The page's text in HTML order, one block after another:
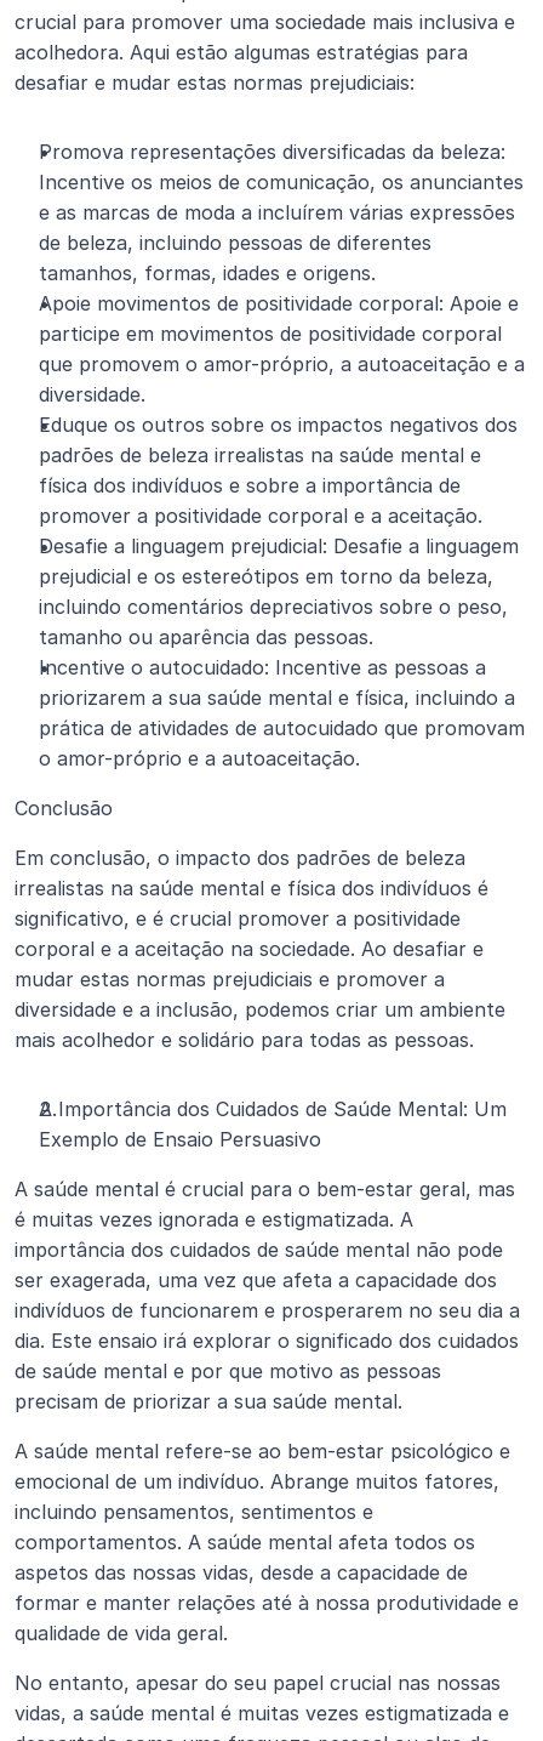
crucial para promover uma sociedade mais inclusiva e
acolhedora. Aqui estão algumas estratégias para
desafiar e mudar estas normas prejudiciais:
Promova representações diversificadas da beleza:
Incentive os meios de comunicação, os anunciantes
e as marcas de moda a incluírem várias expressões
de beleza, incluindo pessoas de diferentes
tamanhos, formas, idades e origens.
Apoie movimentos de positividade corporal: Apoie e
participe em movimentos de positividade corporal
que promovem o amor-próprio, a autoaceitação e a
diversidade.
Eduque os outros sobre os impactos negativos dos
padrões de beleza irrealistas na saúde mental e
física dos indivíduos e sobre a importância de
promover a positividade corporal e a aceitação.
Desafie a linguagem prejudicial: Desafie a linguagem
prejudicial e os estereótipos em torno da beleza,
incluindo comentários depreciativos sobre o peso,
tamanho ou aparência das pessoas.
Incentive o autocuidado: Incentive as pessoas a
priorizarem a sua saúde mental e física, incluindo a
prática de atividades de autocuidado que promovam
o amor-próprio e a autoaceitação.
Conclusão
Em conclusão, o impacto dos padrões de beleza
irrealistas na saúde mental e física dos indivíduos é
significativo, e é crucial promover a positividade
corporal e a aceitação na sociedade. Ao desafiar e
mudar estas normas prejudiciais e promover a
diversidade e a inclusão, podemos criar um ambiente
mais acolhedor e solidário para todas as pessoas.
A Importância dos Cuidados de Saúde Mental: Um
Exemplo de Ensaio Persuasivo
A saúde mental é crucial para o bem-estar geral, mas
é muitas vezes ignorada e estigmatizada. A
importância dos cuidados de saúde mental não pode
ser exagerada, uma vez que afeta a capacidade dos
indivíduos de funcionarem e prosperarem no seu dia a
dia. Este ensaio irá explorar o significado dos cuidados
de saúde mental e por que motivo as pessoas
precisam de priorizar a sua saúde mental.
A saúde mental refere-se ao bem-estar psicológico e
emocional de um indivíduo. Abrange muitos fatores,
incluindo pensamentos, sentimentos e
comportamentos. A saúde mental afeta todos os
aspetos das nossas vidas, desde a capacidade de
formar e manter relações até à nossa produtividade e
qualidade de vida geral.
No entanto, apesar do seu papel crucial nas nossas
vidas, a saúde mental é muitas vezes estigmatizada e